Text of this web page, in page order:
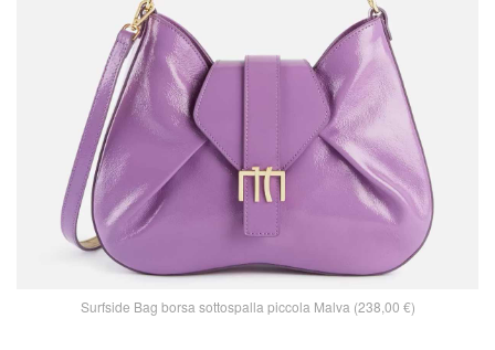
Surfside Bag borsa sottospalla piccola Malva (238,00 €)